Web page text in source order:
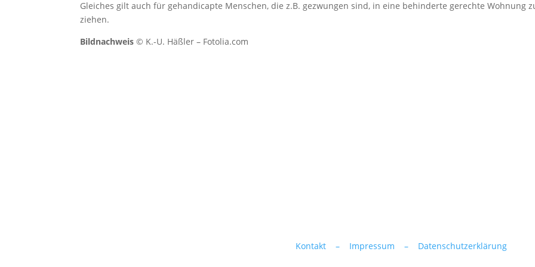
Gleiches gilt auch für gehandicapte Menschen, die z.B. gezwungen sind, in eine behinderte gerechte Wohnung
ziehen.
Bildnachweis © K.-U. Häßler – Fotolia.com
Kontakt – Impressum – Datenschutzerklärung